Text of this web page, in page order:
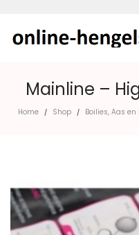
Mainline –
Home / Shop / Boilies, Aas en